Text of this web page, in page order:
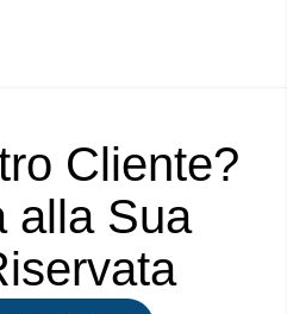
Cliente?
alla Sua